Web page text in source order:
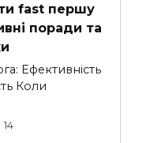
fast першу
поради та
Ефективність
Коли
14